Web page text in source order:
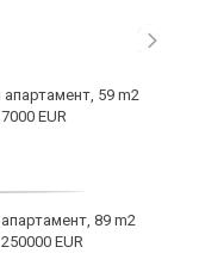
59 m2
EUR
89 m2
EUR